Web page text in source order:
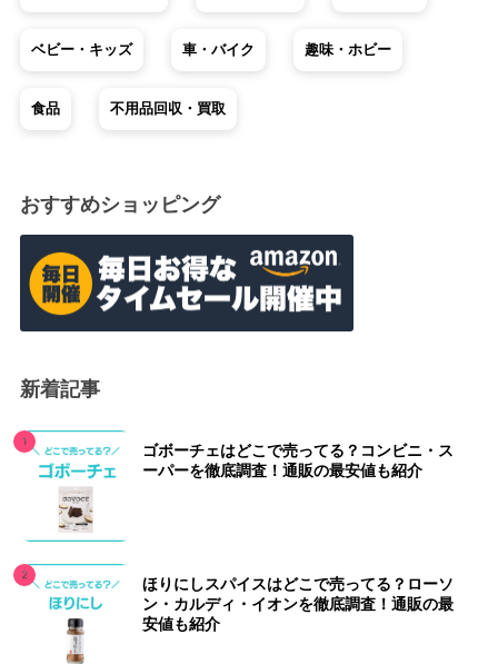
ベビー・キッズ 車・バイク 趣味・ホビー
食品 不用品回収・買取
おすすめショッピング
新着記事
ゴボーチェはどこで売ってる？コンビニ・ス
ーパーを徹底調査！通販の最安値も紹介
ほりにしスパイスはどこで売ってる？ローソ
ン・カルディ・イオンを徹底調査！通販の最
安値も紹介